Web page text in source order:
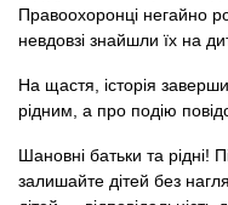
Правоохоронці негайно
невдовзі знайшли їх на
На щастя, історія
рідним, а про подію
Шановні батьки та рідні!
залишайте дітей без